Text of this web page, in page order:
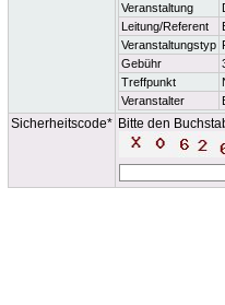
Veranstaltung
Leitung/Referent
Veranstaltungstyp
Gebühr
Treffpunkt
Veranstalter
Sicherheitscode* Bitte den